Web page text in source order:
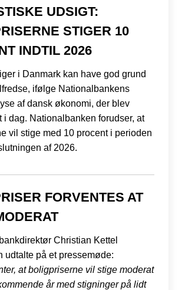
UDSIGT:
STIGER 10
INDTIL 2026
i Danmark kan have god grund
ifølge Nationalbankens
af dansk økonomi, der blev
dag. Nationalbanken forudser, at
vil stige med 10 procent i perioden
af 2026.
FORVENTES AT
Christian Kettel
udtalte på et pressemøde:
at boligpriserne vil stige moderat
år med stigninger på lidt